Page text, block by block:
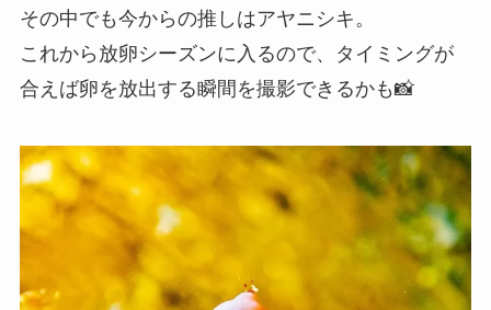
その中でも今からの推しはアヤニシキ。
これから放卵シーズンに入るので、タイミングが
合えば卵を放出する瞬間を撮影できるかも📸